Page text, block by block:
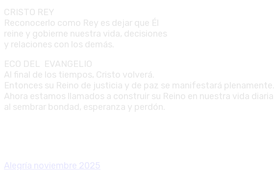
CRISTO REY
Reconocerlo como Rey es dejar que Él
reine y gobierne nuestra vida, decisiones
y relaciones con los demás.
ECO DEL EVANGELIO
Al final de los tiempos, Cristo volverá.
Entonces su Reino de justicia y de paz se manifestará plenamente.
Ahora estamos llamados a construir su Reino en nuestra vida diaria
al sembrar bondad, esperanza y perdón.
Alegría noviembre 2025